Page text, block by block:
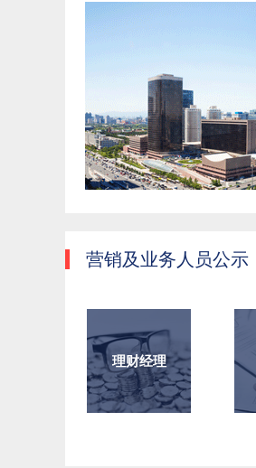
营销及业务人员公示
理财经理